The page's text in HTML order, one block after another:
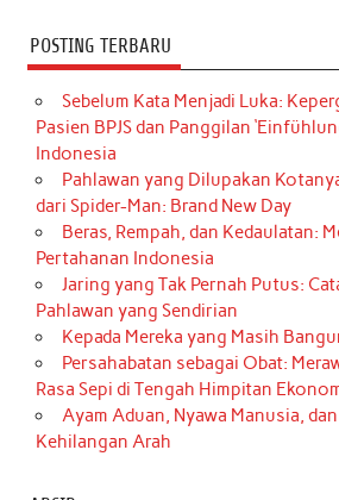
POSTING TERBARU
Sebelum Kata Menjadi Luka:
Pasien BPJS dan Panggilan
Indonesia
Pahlawan yang Dilupakan
dari Spider-Man: Brand New Day
Beras, Rempah, dan Kedaulatan:
Pertahanan Indonesia
Jaring yang Tak Pernah Putus:
Pahlawan yang Sendirian
Kepada Mereka yang Masih
Persahabatan sebagai Obat:
Rasa Sepi di Tengah Himpitan
Ayam Aduan, Nyawa Manusia,
Kehilangan Arah